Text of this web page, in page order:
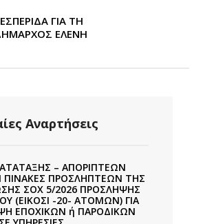
ΓΙΑ ΤΗ
ΕΛΕΝΗ
Αναρτήσεις
– ΑΠΟΡΙΠΤΕΩΝ
ΠΙΝΑΚΕΣ ΠΡΟΣΛΗΠΤΕΩΝ ΤΗΣ
ΣΟΧ 5/2026 ΠΡΟΣΛΗΨΗΣ
(ΕΙΚΟΣΙ -20- ΑΤΟΜΩΝ) ΓΙΑ
ΕΠΟΧΙΚΩΝ ή ΠΑΡΟΔΙΚΩΝ